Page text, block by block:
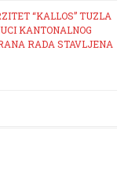
“KALLOS” TUZLA
KANTONALNOG
RADA STAVLJENA